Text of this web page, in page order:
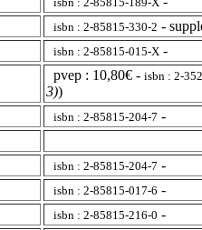
isbn : 2-85815-330-2 -
isbn : 2-85815-015-X -
pvep : 10,80€ - isbn : 2-
3))
isbn : 2-85815-204-7 -
isbn : 2-85815-204-7 -
isbn : 2-85815-017-6 -
isbn : 2-85815-216-0 -